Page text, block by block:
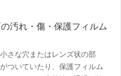
汚れ・傷・保護フィルム
さな穴またはレンズ状の部
ついていたり、保護フィルム